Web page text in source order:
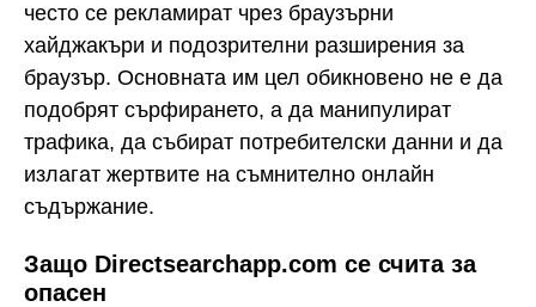
често се рекламират чрез браузърни
хайджакъри и подозрителни разширения за
браузър. Основната им цел обикновено не е да
подобрят сърфирането, а да манипулират
трафика, да събират потребителски данни и да
излагат жертвите на съмнително онлайн
съдържание.
Защо Directsearchapp.com се счита за
опасен